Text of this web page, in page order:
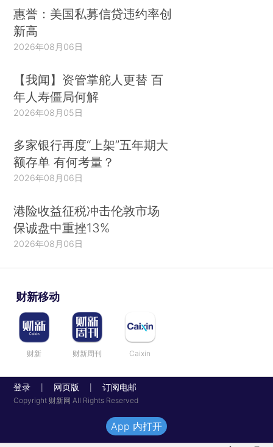
惠誉：美国私募信贷违约率创
新高
2026年08月06日
【我闻】资管掌舵人更替 百
年人寿僵局何解
2026年08月05日
多家银行再度“上架”五年期大
额存单 有何考量？
2026年08月06日
港险收益征税冲击伦敦市场
保诚盘中重挫13%
2026年08月06日
财新移动
财新 财新周刊 Caixin
登录 网页版 订阅电邮
Copyright 财新网 All Rights Reserved
App 内打开